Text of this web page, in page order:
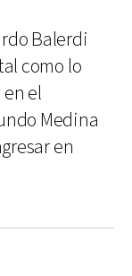
Balerdi
como lo
el
Medina
en